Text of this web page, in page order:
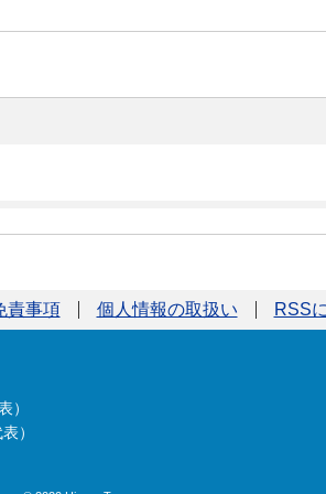
責事項 個人情報の取扱い RSS
）
）